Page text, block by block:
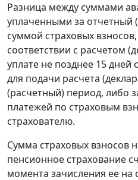
Разница между суммами
уплаченными за отчетный
суммой страховых
соответствии с расчетом
уплате не позднее 15 дней
для подачи расчета
(расчетный) период, либо
платежей по страховым
страхователю.
Сумма страховых взносов
пенсионное страхование
момента зачисления ее на